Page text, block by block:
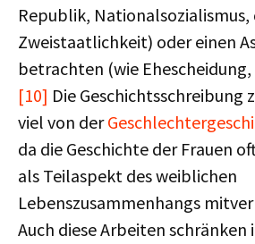
Republik, Nationalsozialismus,
Zweistaatlichkeit) oder einen
betrachten (wie
[10] Die Geschichtsschreibung
viel von der
da die Geschichte der Frauen
als Teilaspekt des weiblichen
Lebenszusammenhangs
Auch diese Arbeiten schränken